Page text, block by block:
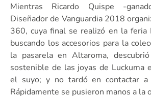
Mientras Ricardo Quispe -
Diseñador de Vanguardia 2018
360, cuya final se realizó en la feria
buscando los accesorios para la
la pasarela en Altaroma,
sostenible de las joyas de Luckuma
el suyo; y no tardó en contactar a
Rápidamente se pusieron manos a la